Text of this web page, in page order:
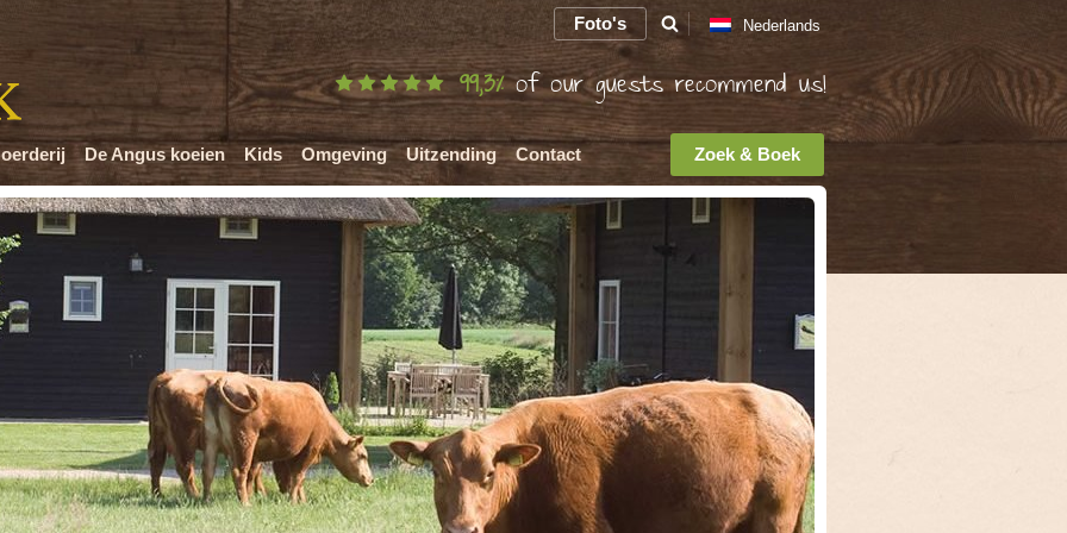
Foto's
Nederlands
Deutsch
English
99,3%of our guests recommend us!
De Angus koeien Kids Omgeving Uitzending Contact Zoek & Boek